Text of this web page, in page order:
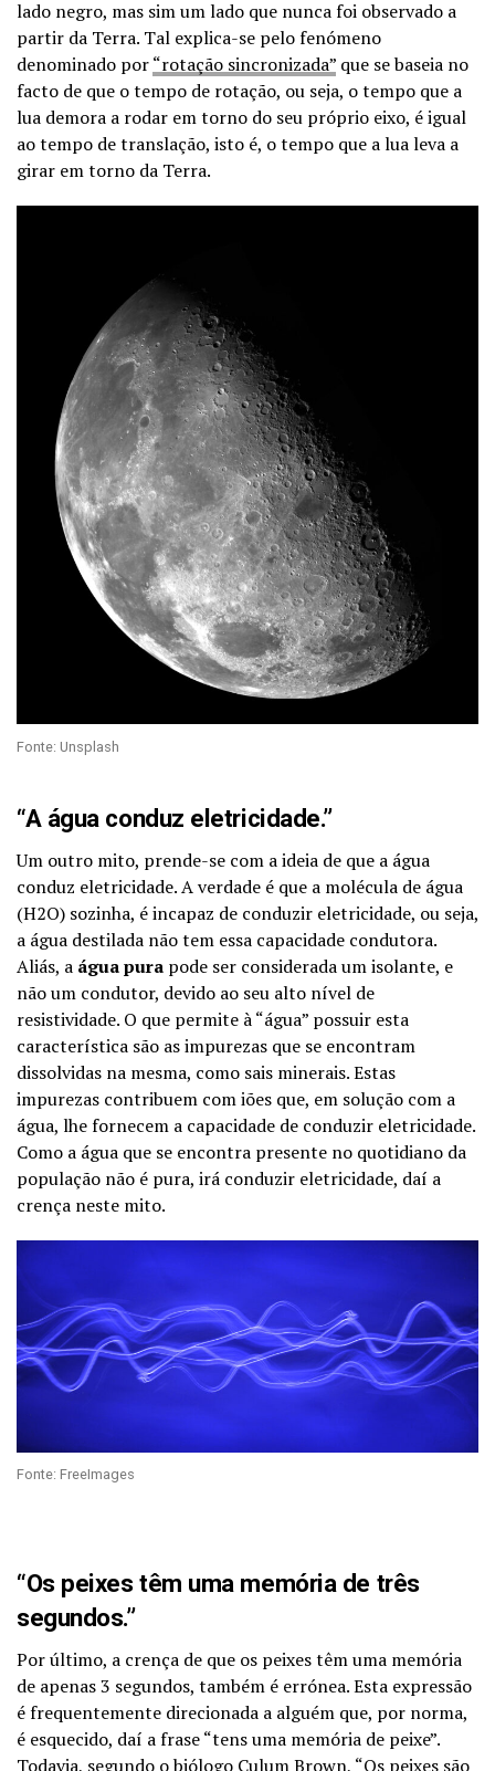
lado negro, mas sim um lado que nunca foi observado a
partir da Terra. Tal explica-se pelo fenómeno
denominado por“rotação sincronizada” que se baseia no
facto de que o tempo de rotação, ou seja, o tempo que a
lua demora a rodar em torno do seu próprio eixo, é igual
ao tempo de translação, isto é, o tempo que a lua leva a
girar em torno da Terra.
Fonte: Unsplash
“A água conduz eletricidade.”
Um outro mito, prende-se com a ideia de que a água
conduz eletricidade. A verdade é que a molécula de água
(H2O) sozinha, é incapaz de conduzir eletricidade, ou seja,
a água destilada não tem essa capacidade condutora.
Aliás, a água pura pode ser considerada um isolante, e
não um condutor, devido ao seu alto nível de
resistividade. O que permite à “água” possuir esta
característica são as impurezas que se encontram
dissolvidas na mesma, como sais minerais. Estas
impurezas contribuem com iões que, em solução com a
água, lhe fornecem a capacidade de conduzir eletricidade.
Como a água que se encontra presente no quotidiano da
população não é pura, irá conduzir eletricidade, daí a
crença neste mito.
Fonte: FreeImages
“Os peixes têm uma memória de três
segundos.”
Por último, a crença de que os peixes têm uma memória
de apenas 3 segundos, também é errónea. Esta expressão
é frequentemente direcionada a alguém que, por norma,
é esquecido, daí a frase “tens uma memória de peixe”.
Todavia, segundo o biólogo Culum Brown, “Os peixes são